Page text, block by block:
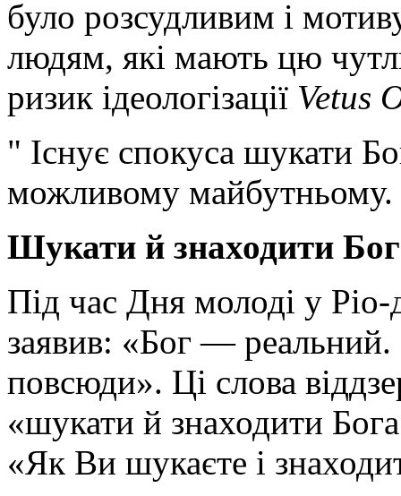
було розсудливим і
людям, які мають цю
ризик ідеологізації Vetus
" Існує спокуса шукати
можливому майбутньому.
Шукати й знаходити
Під час Дня молоді у
заявив: «Бог — реальний.
повсюди». Ці слова
«шукати й знаходити
«Як Ви шукаєте і